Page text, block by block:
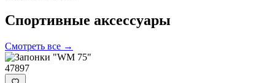
Спортивные аксессуары
Смотреть все →
47897